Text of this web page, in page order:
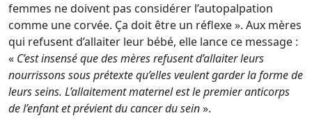
femmes ne doivent pas considérer l’autopalpation
comme une corvée. Ça doit être un réflexe ». Aux mères
qui refusent d’allaiter leur bébé, elle lance ce message :
« C’est insensé que des mères refusent d’allaiter leurs
nourrissons sous prétexte qu’elles veulent garder la forme de
leurs seins. L’allaitement maternel est le premier anticorps
de l’enfant et prévient du cancer du sein».